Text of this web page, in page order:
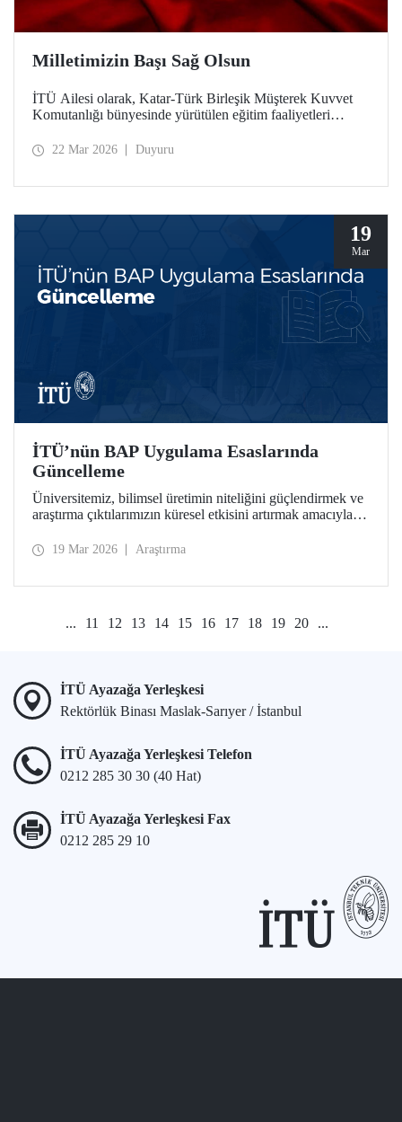
Milletimizin Başı Sağ Olsun
İTÜ Ailesi olarak, Katar-Türk Birleşik Müşterek Kuvvet
Komutanlığı bünyesinde yürütülen eğitim faaliyetleri
kaza kırıma uğraması sonucu şehit olan Türk Silahlı
22 Mar 2026 Duyuru
19
Mar
İTÜ’nün BAP Uygulama Esaslarında
Güncelleme
Üniversitemiz, bilimsel üretimin niteliğini güçlendirmek ve
araştırma çıktılarımızın küresel etkisini artırmak amacıyla
güncellemeleri hayata geçirdi.
19 Mar 2026 Araştırma
... 11 12 13 14 15 16 17 18 19 20 ...
İTÜ Ayazağa Yerleşkesi
Rektörlük Binası Maslak-Sarıyer / İstanbul
İTÜ Ayazağa Yerleşkesi Telefon
0212 285 30 30 (40 Hat)
İTÜ Ayazağa Yerleşkesi Fax
0212 285 29 10